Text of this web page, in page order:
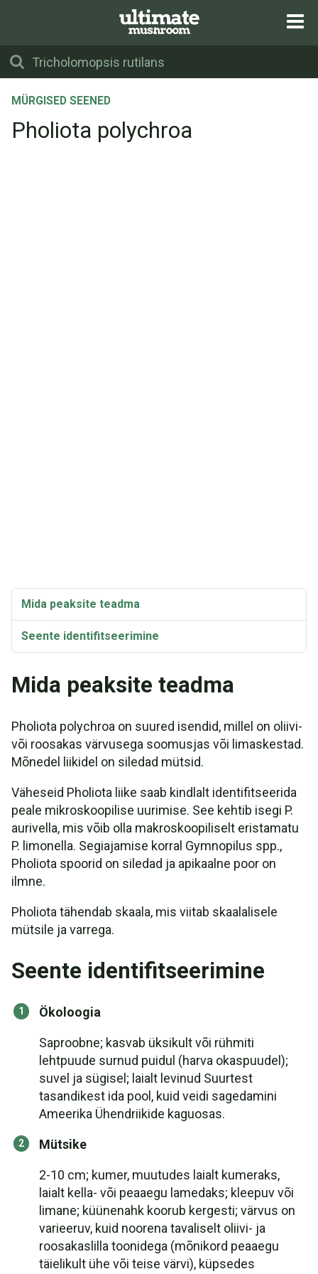
MÜRGISED SEENED
Pholiota polychroa
Mida peaksite teadma
Seente identifitseerimine
Mida peaksite teadma
Pholiota polychroa on suured isendid, millel on oliivi-
või roosakas värvusega soomusjas või limaskestad.
Mõnedel liikidel on siledad mütsid.
Väheseid Pholiota liike saab kindlalt identifitseerida
peale mikroskoopilise uurimise. See kehtib isegi P.
aurivella, mis võib olla makroskoopiliselt eristamatu
P. limonella. Segiajamise korral Gymnopilus spp.,
Pholiota spoorid on siledad ja apikaalne poor on
ilmne.
Pholiota tähendab skaala, mis viitab skaalalisele
mütsile ja varrega.
Seente identifitseerimine
Ökoloogia
Saproobne; kasvab üksikult või rühmiti
lehtpuude surnud puidul (harva okaspuudel);
suvel ja sügisel; laialt levinud Suurtest
tasandikest ida pool, kuid veidi sagedamini
Ameerika Ühendriikide kaguosas.
Mütsike
2-10 cm; kumer, muutudes laialt kumeraks,
laialt kella- või peaaegu lamedaks; kleepuv või
limane; küünenahk koorub kergesti; värvus on
varieeruv, kuid noorena tavaliselt oliivi- ja
roosakaslilla toonidega (mõnikord peaaegu
täielikult ühe või teise värvi), küpsedes